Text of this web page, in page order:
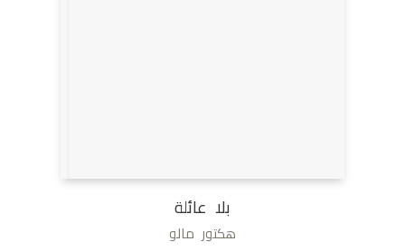
بلا عائلة
هكتور مالو